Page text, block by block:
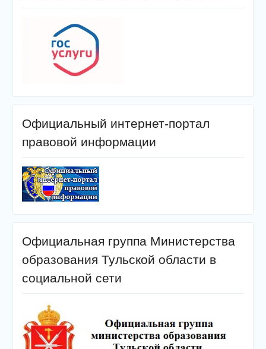
Официальный интернет-портал
правовой информации
Официальная группа Министерства
образования Тульской области в
социальной сети